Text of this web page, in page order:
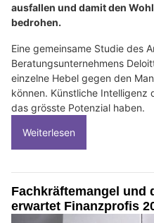
ausfallen und damit den
bedrohen.
Eine gemeinsame Studie des
Beratungsunternehmens
einzelne Hebel gegen den
können. Künstliche
das grösste Potenzial haben.
Weiterlesen
Fachkräftemangel und
erwartet Finanzprofis